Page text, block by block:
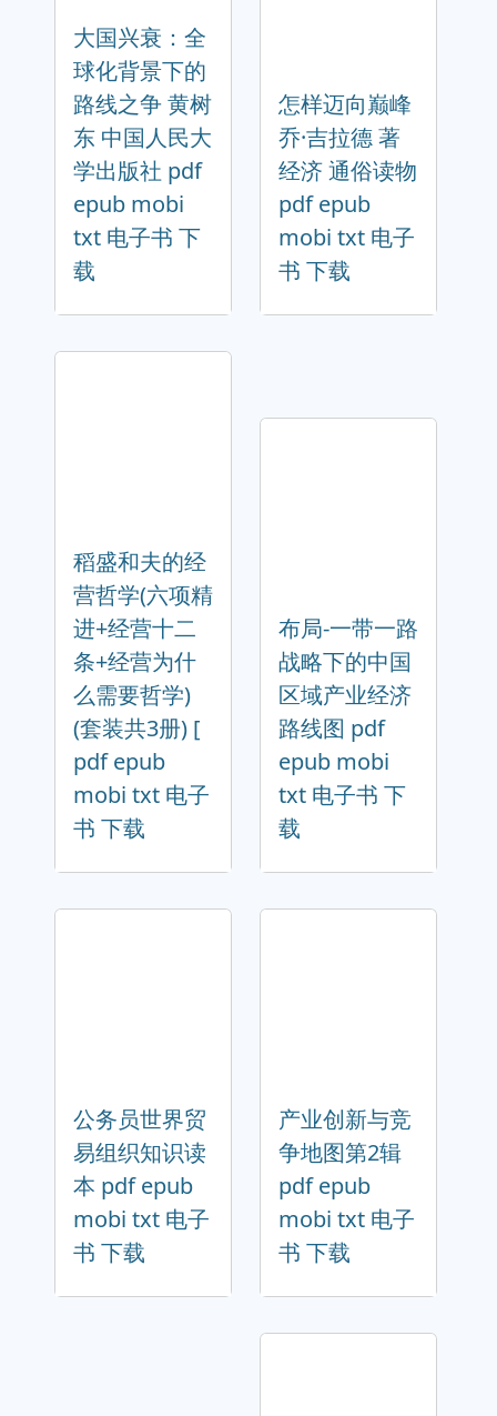
大国兴衰：全
球化背景下的
路线之争 黄树
东 中国人民大
学出版社 pdf
epub mobi
txt 电子书 下
载
怎样迈向巅峰
乔·吉拉德 著
经济 通俗读物
pdf epub
mobi txt 电子
书 下载
稻盛和夫的经
营哲学(六项精
进+经营十二
条+经营为什
么需要哲学)
(套装共3册) [
pdf epub
mobi txt 电子
书 下载
布局-一带一路
战略下的中国
区域产业经济
路线图 pdf
epub mobi
txt 电子书 下
载
公务员世界贸
易组织知识读
本 pdf epub
mobi txt 电子
书 下载
产业创新与竞
争地图第2辑
pdf epub
mobi txt 电子
书 下载